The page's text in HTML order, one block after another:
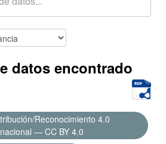
datos encontrado
Reconocimiento 4.0
— CC BY 4.0